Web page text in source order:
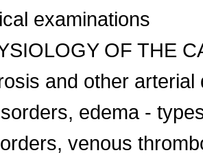
examinations
OF THE
and other arterial
edema -
venous